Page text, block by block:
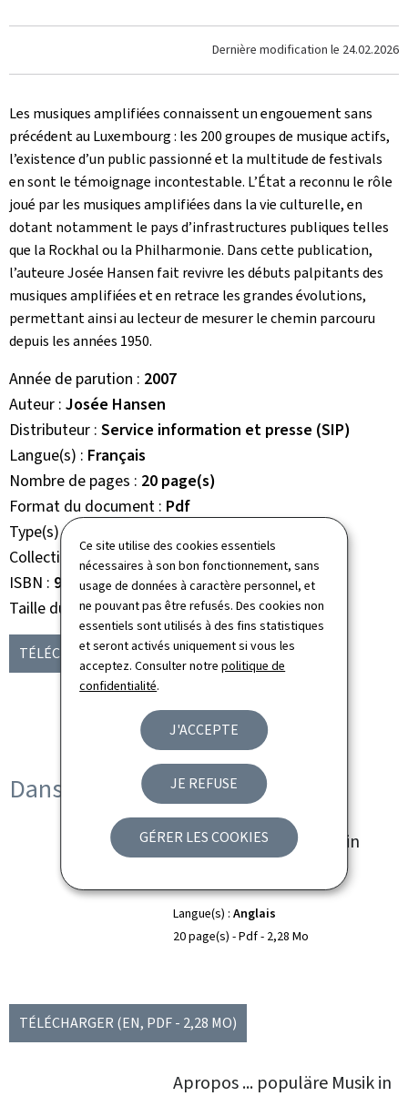
Ce site utilise des cookies essentiels
nécessaires à son bon fonctionnement, sans
usage de données à caractère personnel, et
ne pouvant pas être refusés. Des cookies non
essentiels sont utilisés à des fins statistiques
et seront activés uniquement si vous les
acceptez. Consulter notrepolitique de
confidentialité.
J'ACCEPTE
JE REFUSE
GÉRER LES COOKIES
Dernière modification le 24.02.2026
Les musiques amplifiées connaissent un engouement sans
précédent au Luxembourg : les 200 groupes de musique actifs,
l’existence d’un public passionné et la multitude de festivals
en sont le témoignage incontestable. L’État a reconnu le rôle
joué par les musiques amplifiées dans la vie culturelle, en
dotant notamment le pays d’infrastructures publiques telles
que la Rockhal ou la Philharmonie. Dans cette publication,
l’auteure Josée Hansen fait revivre les débuts palpitants des
musiques amplifiées et en retrace les grandes évolutions,
permettant ainsi au lecteur de mesurer le chemin parcouru
depuis les années 1950.
Année de parution 2007
Auteur Josée Hansen
Distributeur Service information et presse (SIP)
Langue(s) Français
Nombre de pages 20 page(s)
Format du document Pdf
Type(s)
Collection
à propos ...
ISBN 978-2-87999-166-5
Taille du fichier 2,28 Mo
TÉLÉCHARGER(FR, PDF - 2,28 MO)
Dans d'autres langues
About... Popular Music in
Langue(s) Anglais
20 page(s) Pdf 2,28 Mo
TÉLÉCHARGER (EN, PDF - 2,28 MO)
Apropos ... populäre Musik in